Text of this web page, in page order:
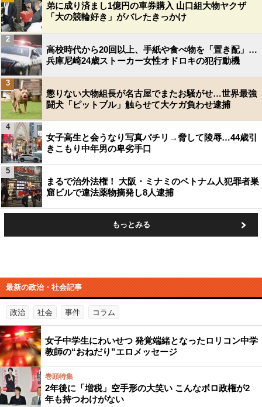
弟に成り済まし1億円の車券購入 山口組大物ヤクザ
「大の競輪好き」がバレたきっかけ
高校時代から20回以上、手紙や食べ物を「置き配」…
兵庫尼崎24歳ストーカー女性オドロキの犯行動機
2
懲りない大物組長が名古屋でまたお騒がせ…世界最強
闘犬「ピットブル」触らせて大ケガ負わせ逮捕
3
女子高生と会うなり写真パチリ→脅して陵辱…44歳引
きこもり中年男の卑劣手口
4
まるで治外法権！ 大阪・ミナミのベトナム人犯罪者巣
窟ビルで違法薬物摘発し8人逮捕
5
もっとみる
最新の政治・社会記事
政治 社会 事件 コラム
女子中学生にわいせつ 発覚端緒となったロリコン中学
教師の“おねだり”エロメッセージ
巻頭特集
2年後に「増税」空手形の大笑い こんなボロ政権が2
年も持つわけがない